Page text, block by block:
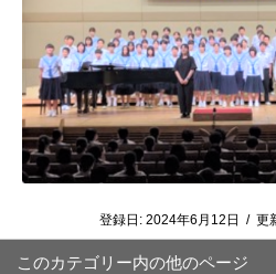
登録日: 2024年6月12日 / 更
このカテゴリー内の他のページ